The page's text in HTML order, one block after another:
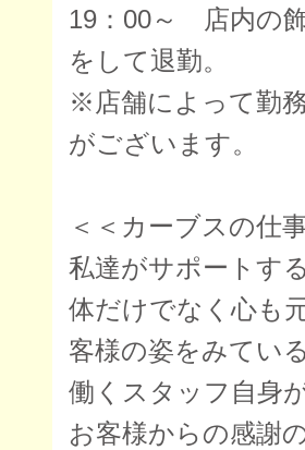
19：00～ 店内の
をして退勤。
※店舗によって勤
がございます。
＜＜カーブスの仕
私達がサポートす
体だけでなく心も
客様の姿をみてい
働くスタッフ自身
お客様からの感謝